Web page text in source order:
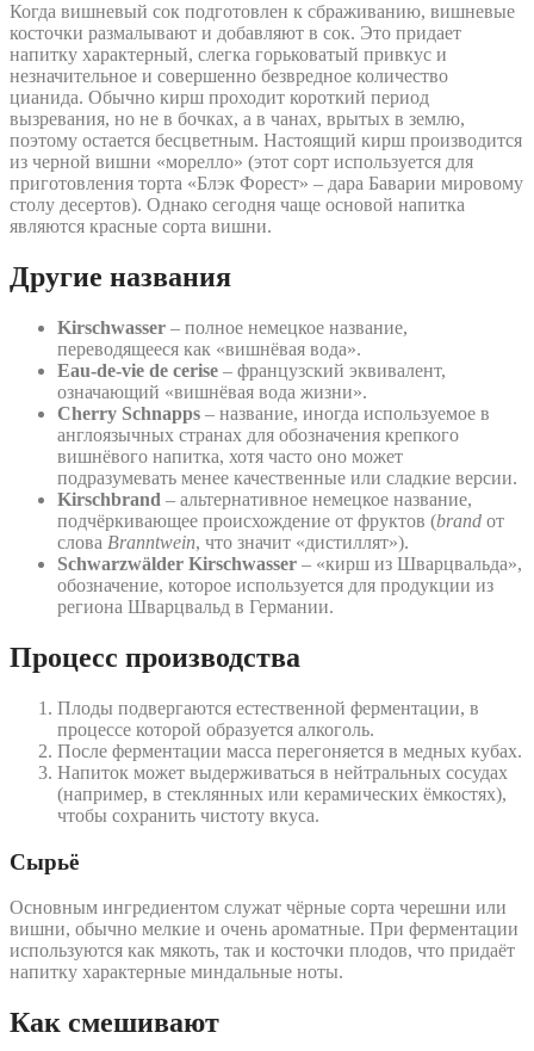
Когда вишневый сок подготовлен к сбраживанию, вишневые
косточки размалывают и добавляют в сок. Это придает
напитку характерный, слегка горьковатый привкус и
незначительное и совершенно безвредное количество
цианида. Обычно кирш проходит короткий период
вызревания, но не в бочках, а в чанах, врытых в землю,
поэтому остается бесцветным. Настоящий кирш производится
из черной вишни «морелло» (этот сорт используется для
приготовления торта «Блэк Форест» – дара Баварии мировому
столу десертов). Однако сегодня чаще основой напитка
являются красные сорта вишни.
Другие названия
Kirschwasser – полное немецкое название,
переводящееся как «вишнёвая вода».
Eau-de-vie de cerise – французский эквивалент,
означающий «вишнёвая вода жизни».
Cherry Schnapps – название, иногда используемое в
англоязычных странах для обозначения крепкого
вишнёвого напитка, хотя часто оно может
подразумевать менее качественные или сладкие версии.
Kirschbrand – альтернативное немецкое название,
подчёркивающее происхождение от фруктов (brand от
слова Branntwein, что значит «дистиллят»).
Schwarzwälder Kirschwasser – «кирш из Шварцвальда»,
обозначение, которое используется для продукции из
региона Шварцвальд в Германии.
Процесс производства
Плоды подвергаются естественной ферментации, в
процессе которой образуется алкоголь.
После ферментации масса перегоняется в медных кубах.
Напиток может выдерживаться в нейтральных сосудах
(например, в стеклянных или керамических ёмкостях),
чтобы сохранить чистоту вкуса.
Сырьё
Основным ингредиентом служат чёрные сорта черешни или
вишни, обычно мелкие и очень ароматные. При ферментации
используются как мякоть, так и косточки плодов, что придаёт
напитку характерные миндальные ноты.
Как смешивают